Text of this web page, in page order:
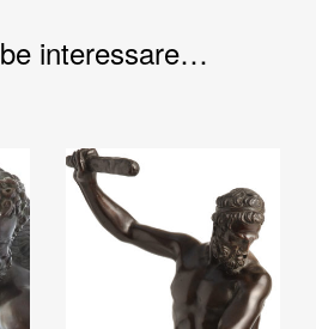
interessare…